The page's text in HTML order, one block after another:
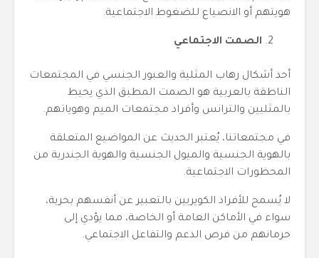
هويتهم أو الانصياع للضغوط الاجتماعية.
الصمت الاجتماعي
أحد أشكال رهاب المثلية والعبور الجنسي في المجتمعات
الناطقة بالعربية هو الصمت المطبق الذي يحيط
بالمثليين والترانس وأفراد مجتمعات الميم وهوياتهم.
في مجتمعاتنا، يُعتبر الحديث عن المواضيع المتعلقة
بالهوية الجنسية والميول الجنسية والهوية الجندرية من
المحظورات الاجتماعية.
لا يُسمح للأفراد الكويريين بالتعبير عن أنفسهم بحرية،
سواء في الأماكن العامة أو الخاصة، مما يؤدي إلى
حرمانهم من فرص الدعم والتفاعل الاجتماعي.